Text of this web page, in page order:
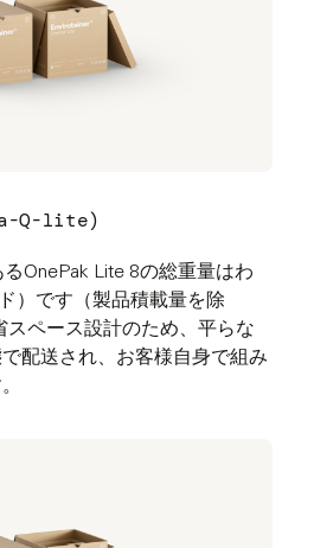
Q-lite)
OnePak Lite 8の総重量はわ
）です（製品積載量を除
スペース設計のため、平らな
配送され、お客様自身で組み